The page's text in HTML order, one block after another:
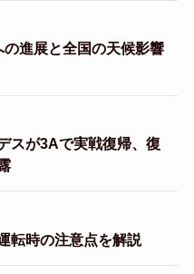
進展と全国の天候影響
スが3Aで実戦復帰、復
転時の注意点を解説